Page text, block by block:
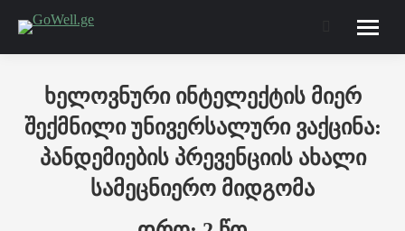
Search:
ხელოვნური ინტელექტის მიერ
შექმნილი უნივერსალური ვაქცინა:
პანდემიების პრევენციის ახალი
სამეცნიერო მიდგომა